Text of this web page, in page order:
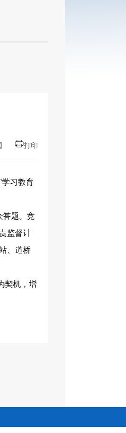
】 打印
学习教育
答题。竞
监督计
、道桥
契机，增